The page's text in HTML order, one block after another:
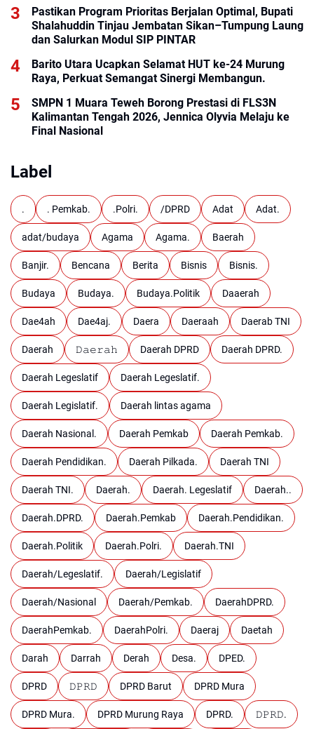
Pastikan Program Prioritas Berjalan Optimal, Bupati
Shalahuddin Tinjau Jembatan Sikan–Tumpung Laung
dan Salurkan Modul SIP PINTAR
Barito Utara Ucapkan Selamat HUT ke-24 Murung
Raya, Perkuat Semangat Sinergi Membangun.
SMPN 1 Muara Teweh Borong Prestasi di FLS3N
Kalimantan Tengah 2026, Jennica Olyvia Melaju ke
Final Nasional
Label
. . Pemkab. .Polri. /DPRD Adat Adat.
adat/budaya Agama Agama. Baerah
Banjir. Bencana Berita Bisnis Bisnis.
Budaya Budaya. Budaya.Politik Daaerah
Dae4ah Dae4aj. Daera Daeraah Daerab TNI
Daerah 𝙳𝚊𝚎𝚛𝚊𝚑 Daerah DPRD Daerah DPRD.
Daerah Legeslatif Daerah Legeslatif.
Daerah Legislatif. Daerah lintas agama
Daerah Nasional. Daerah Pemkab Daerah Pemkab.
Daerah Pendidikan. Daerah Pilkada. Daerah TNI
Daerah TNI. Daerah. Daerah. Legeslatif Daerah..
Daerah.DPRD. Daerah.Pemkab Daerah.Pendidikan.
Daerah.Politik Daerah.Polri. Daerah.TNI
Daerah/Legeslatif. Daerah/Legislatif
Daerah/Nasional Daerah/Pemkab. DaerahDPRD.
DaerahPemkab. DaerahPolri. Daeraj Daetah
Darah Darrah Derah Desa. DPED.
DPRD 𝙳𝙿𝚁𝙳 DPRD Barut DPRD Mura
DPRD Mura. DPRD Murung Raya DPRD. 𝙳𝙿𝚁𝙳.